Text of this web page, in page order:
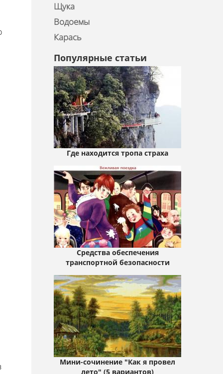
Щука
Водоемы
Карась
Популярные статьи
Где находится тропа страха
Средства обеспечения
транспортной безопасности
Мини-сочинение "Как я провел
лето" (5 вариантов)